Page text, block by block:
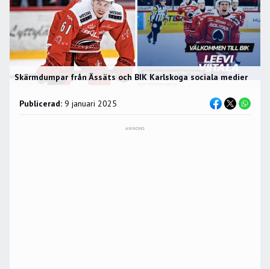
Skärmdumpar från Ässäts och BIK Karlskoga sociala medier
Publicerad: 9 januari 2025
ANNONS